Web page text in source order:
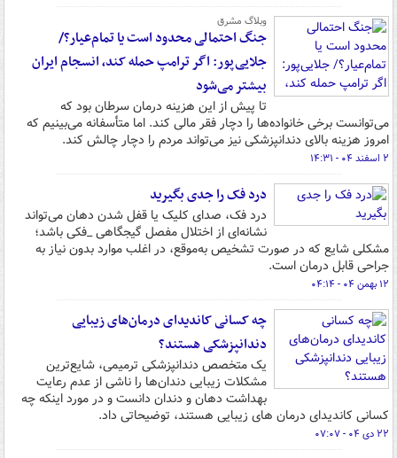
وبلاگ مشرق
جنگ احتمالی محدود است یا تمام‌عیار؟/
جلایی‌پور: اگر ترامپ حمله کند، انسجام ایران
بیشتر می‌شود
تا پیش از این هزینه درمان سرطان بود که
می‌توانست برخی خانواده‌ها را دچار فقر مالی کند. اما متأسفانه می‌بینیم که
امروز هزینه بالای دندانپزشکی نیز می‌تواند مردم را دچار چالش کند.
۲ اسفند ۰۴ - ۱۴:۳۱
درد فک را جدی بگیرید
درد فک، صدای کلیک یا قفل شدن دهان می‌تواند
نشانه‌ای از اختلال مفصل گیجگاهی ‌_فکی باشد؛
مشکلی شایع که در صورت تشخیص به‌موقع، در اغلب موارد بدون نیاز به
جراحی قابل درمان است.
۱۲ بهمن ۰۴ - ۰۴:۱۴
چه کسانی کاندیدای درمان‌های زیبایی
دندانپزشکی هستند؟
یک متخصص دندانپزشکی ترمیمی، شایع‌ترین
مشکلات زیبایی دندان‌ها را ناشی از عدم رعایت
بهداشت دهان و دندان دانست و در مورد اینکه چه
کسانی کاندیدای درمان های زیبایی هستند، توضیحاتی داد.
۲۲ دی ۰۴ - ۰۷:۰۷